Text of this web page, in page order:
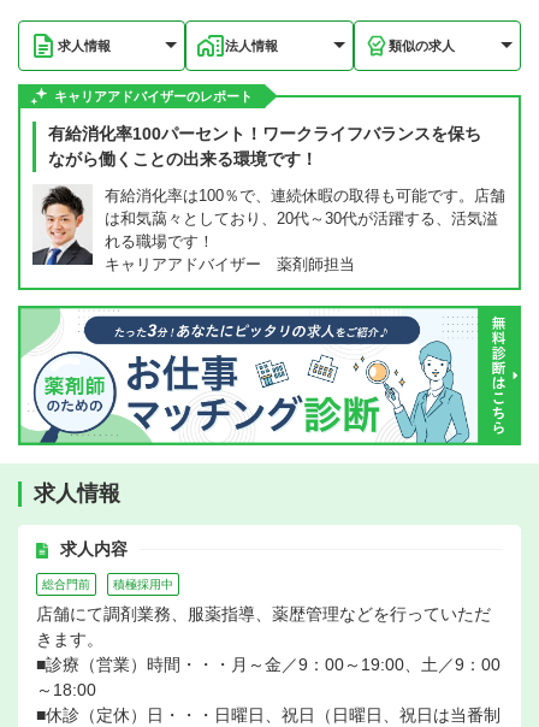
求人情報 法人情報 類似の求人
キャリアアドバイザーのレポート
有給消化率100パーセント！ワークライフバランスを保ち
ながら働くことの出来る環境です！
有給消化率は100％で、連続休暇の取得も可能です。店舗
は和気藹々としており、20代～30代が活躍する、活気溢
れる職場です！
キャリアアドバイザー 薬剤師担当
求人情報
求人内容
総合門前 積極採用中
店舗にて調剤業務、服薬指導、薬歴管理などを行っていただ
きます。
■診療（営業）時間・・・月～金／9：00～19:00、土／9：00
～18:00
■休診（定休）日・・・日曜日、祝日（日曜日、祝日は当番制